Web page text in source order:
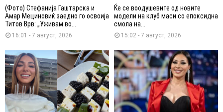
(Фото) Стефанија Гаштарска и
Амар Мециновиќ заедно го освоија
Титов Врв: „Уживам во...
16:01 - 7 август, 2026
Ќе се воодушевите од новите
модели на клуб маси со епоксидна
смола на...
15:02 - 7 август, 2026